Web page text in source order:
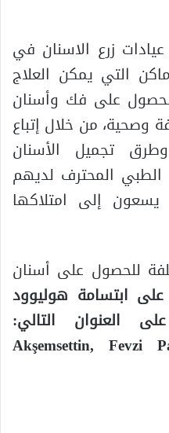
زرع الاسنان في
التي يمكن العلاج
على فك وأسنان
وصحية، من خلال إتباع
تجميل الأسنان
الطبي المحترف لديهم
يسعون إلى امتلاكها
للحصول على أسنان
ابتسامة هوليوود
العنوان التالي:
Akşemsettin, Fevzi